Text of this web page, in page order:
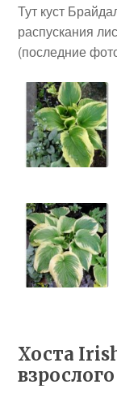
Тут куст
распускания
(последние
Хоста